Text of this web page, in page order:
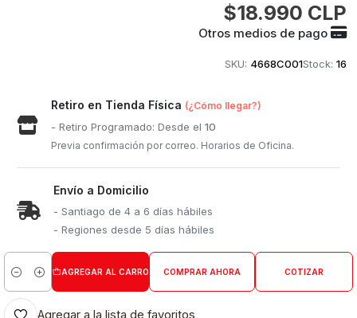
$18.990 CLP
Otros medios de pago
SKU: 4668C001Stock: 16
Retiro en Tienda Física (¿Cómo llegar?)
- Retiro Programado: Desde el10
Previa confirmación por correo. Horarios de Oficina.
Envío a Domicilio
- Santiago de 4 a 6 días hábiles
- Regiones desde 5 días hábiles
Cantidad
AGREGAR AL CARRO COMPRAR AHORA COTIZAR
Agregar a la lista de favoritos